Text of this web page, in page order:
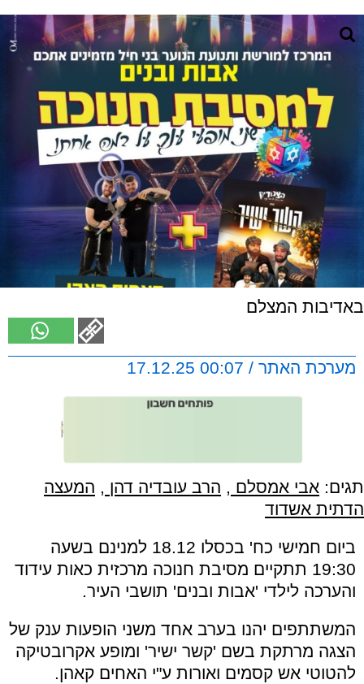
באדיבות המצלם
מערכת האתר / 00:07 17.12.25
תגים: אבי אמסלם , הרב עובדיה דהן , המעצה
הדתית אשדוד
ביום חמישי כח' בכסלו 18.12 למנינם בשעה
19:30 תתקיים מסיבת חנוכה מרכזית כאות עידוד
והערכה לילדי 'אבות ובנים' תושבי העיר.
המשתתפים יהנו בערב אחד משני הופעות ענק של
הצגה מרתקת בשם 'קשר ישיר' ומופע אקרובטיקה
להטוטי אש קסמים ואורות ע"י האחים קאהן.